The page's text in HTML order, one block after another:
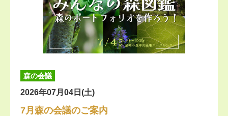
森の会議
2026年07月04日(土)
7月森の会議のご案内